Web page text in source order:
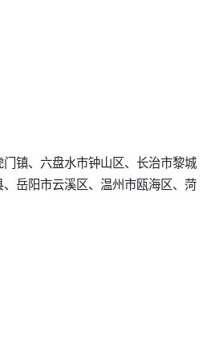
镇、六盘水市钟山区、长治市黎城
岳阳市云溪区、温州市瓯海区、菏